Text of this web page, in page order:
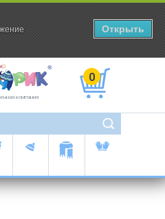
компания
0
Открыть